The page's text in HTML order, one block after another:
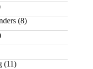
(8)
(11)